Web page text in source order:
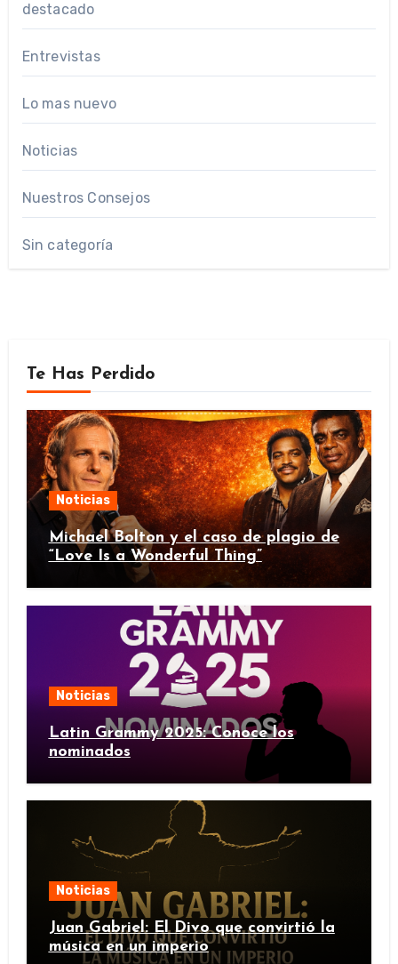
destacado
Entrevistas
Lo mas nuevo
Noticias
Nuestros Consejos
Sin categoría
Te Has Perdido
Noticias
Michael Bolton y el caso de plagio de
“Love Is a Wonderful Thing”
Noticias
Latin Grammy 2025: Conoce los
nominados
Noticias
Juan Gabriel: El Divo que convirtió la
música en un imperio